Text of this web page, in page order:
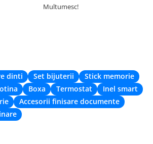
Multumesc!
dinti Set bijuterii
Stick memorie
Boxa Termostat
Inel smart
Accesorii finisare documente